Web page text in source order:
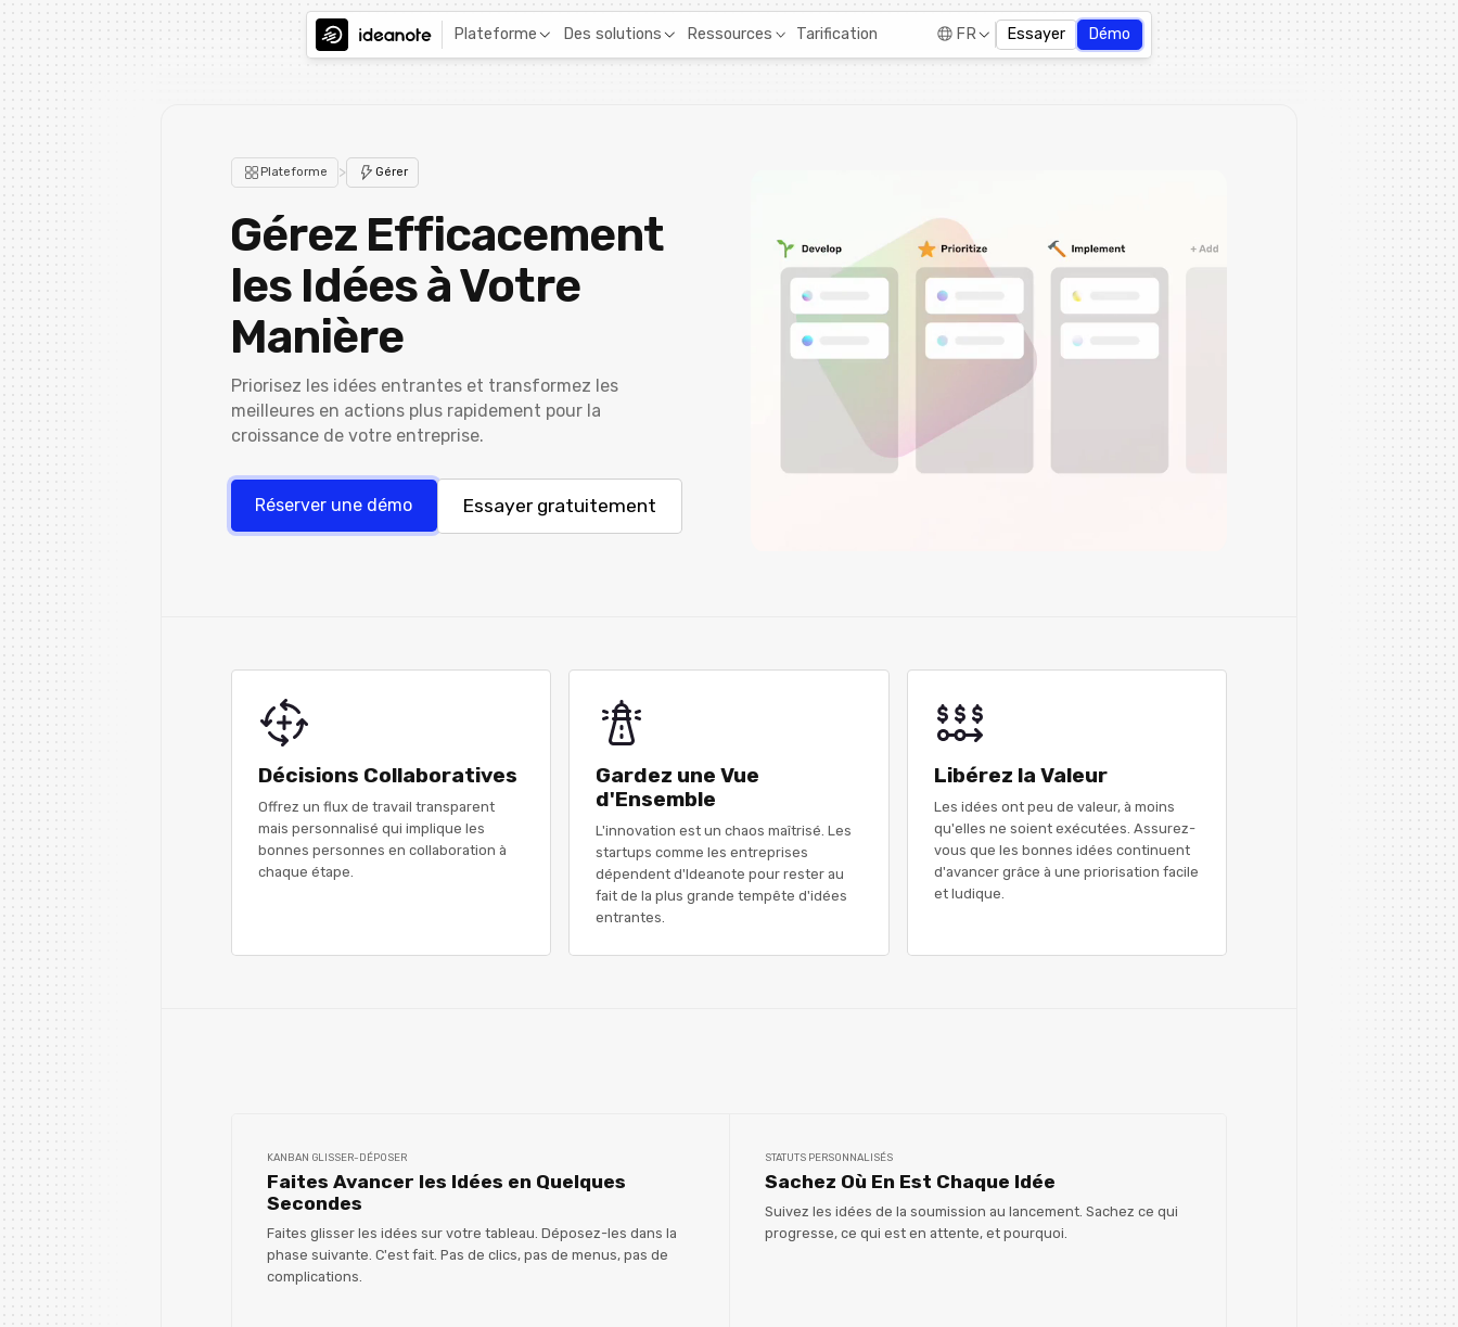
Plateforme Des solutions Ressources Tarification FR Essayer Démo
Plateforme > Gérer
Gérez Efficacement
les Idées à Votre
Manière
Priorisez les idées entrantes et transformez les
meilleures en actions plus rapidement pour la
croissance de votre entreprise.
Réserver une démo Essayer gratuitement
Décisions Collaboratives
Offrez un flux de travail transparent
mais personnalisé qui implique les
bonnes personnes en collaboration à
chaque étape.
Gardez une Vue
d'Ensemble
L'innovation est un chaos maîtrisé. Les
startups comme les entreprises
dépendent d'Ideanote pour rester au
fait de la plus grande tempête d'idées
entrantes.
Libérez la Valeur
Les idées ont peu de valeur, à moins
qu'elles ne soient exécutées. Assurez-
vous que les bonnes idées continuent
d'avancer grâce à une priorisation facile
et ludique.
KANBAN GLISSER-DÉPOSER
Faites Avancer les Idées en Quelques
Secondes
Faites glisser les idées sur votre tableau. Déposez-les dans la
phase suivante. C'est fait. Pas de clics, pas de menus, pas de
complications.
STATUTS PERSONNALISÉS
Sachez Où En Est Chaque Idée
Suivez les idées de la soumission au lancement. Sachez ce qui
progresse, ce qui est en attente, et pourquoi.